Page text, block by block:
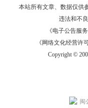
本站所有文章、数据仅供
违法和不
《电子公告服务
《网络文化经营许
Copyright ©
闽